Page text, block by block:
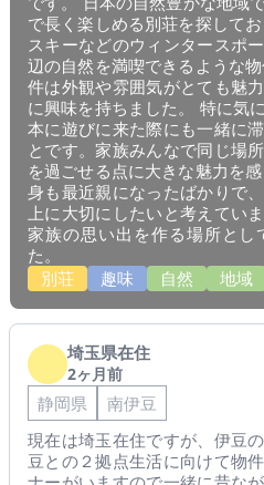
で長く楽しめる別荘を探して
スキーなどのウィンタースポ
辺の自然を満喫できるような
件は外観や雰囲気がとても魅
に興味を持ちました。 特に気
本に遊びに来た際にも一緒に
とです。家族みんなで同じ場
を過ごせる点に大きな魅力を
身も最近親になったばかりで
上に大切にしたいと考えてい
家族の思い出を作る場所と
た。
別荘
趣味 自然 地域
埼玉県在住
2ヶ月前
静岡県
南伊豆
現在は埼玉在住ですが、伊豆
豆との２拠点生活に向けて物